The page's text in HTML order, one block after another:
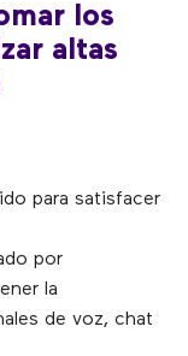
los
altas
para satisfacer
por
la
de voz, chat